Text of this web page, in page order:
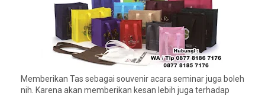
Memberikan Tas sebagai souvenir acara seminar juga boleh
nih. Karena akan memberikan kesan lebih juga terhadap